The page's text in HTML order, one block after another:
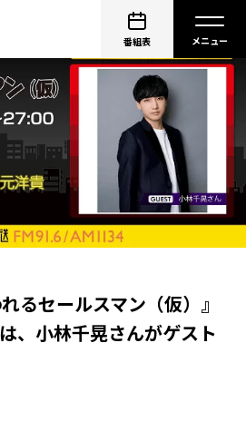
番組表
るセールスマン（仮）』
、小林千晃さんがゲスト